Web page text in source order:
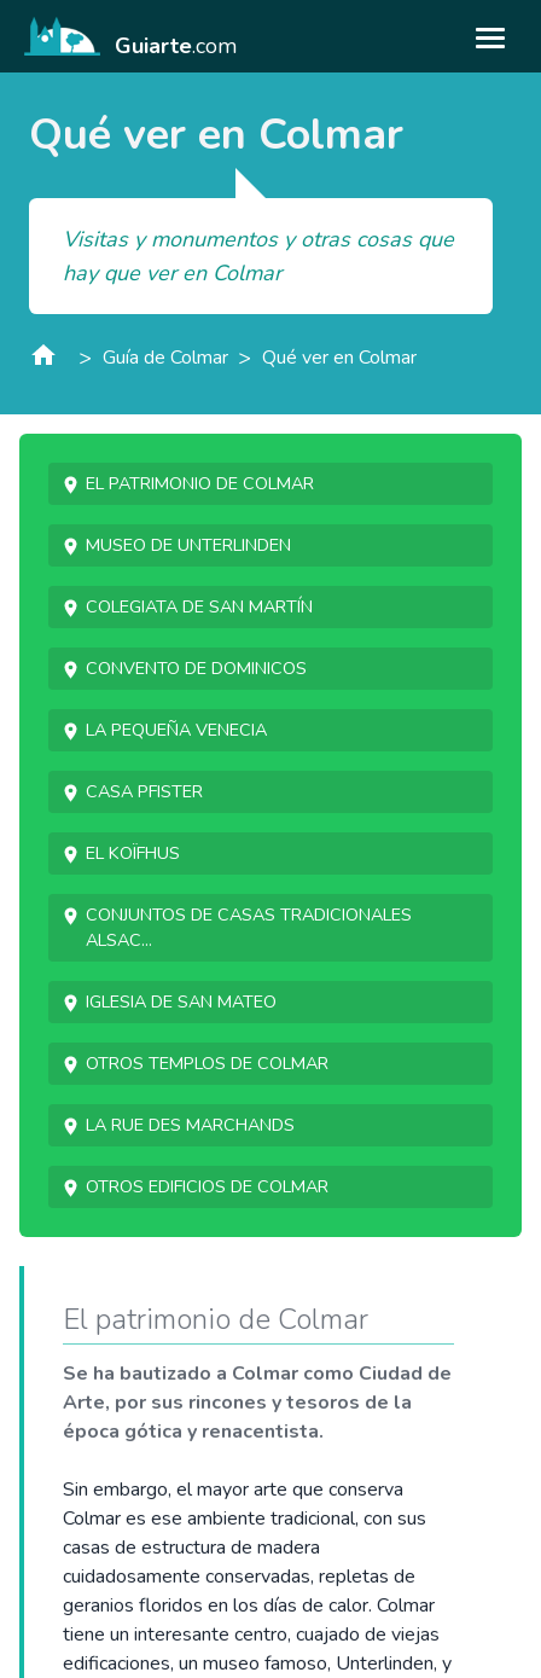
Guiarte.com
Qué ver en Colmar
Visitas y monumentos y otras cosas que
hay que ver en Colmar
> Guía de Colmar > Qué ver en Colmar
El patrimonio de Colmar
Museo de Unterlinden
Colegiata de San Martín
Convento de Dominicos
La pequeña Venecia
Casa Pfister
El Koïfhus
Conjuntos de casas tradicionales
alsac...
Iglesia de San Mateo
Otros templos de Colmar
La rue des Marchands
Otros edificios de Colmar
El patrimonio de Colmar
Se ha bautizado a Colmar como Ciudad de
Arte, por sus rincones y tesoros de la
época gótica y renacentista.
Sin embargo, el mayor arte que conserva
Colmar es ese ambiente tradicional, con sus
casas de estructura de madera
cuidadosamente conservadas, repletas de
geranios floridos en los días de calor. Colmar
tiene un interesante centro, cuajado de viejas
edificaciones, un museo famoso, Unterlinden, y